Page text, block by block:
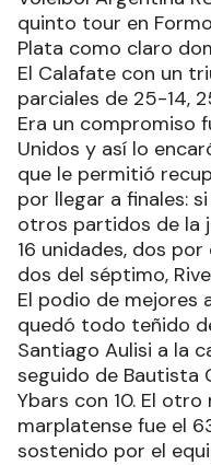
quinto tour en
Plata como claro
El Calafate con un
parciales de 25-14,
Era un compromiso
Unidos y así lo
que le permitió
por llegar a finales:
otros partidos de la
16 unidades, dos
dos del séptimo,
El podio de mejores
quedó todo teñido
Santiago Aulisi a la
seguido de Bautista
Ybars con 10. El
marplatense fue el
sostenido por el